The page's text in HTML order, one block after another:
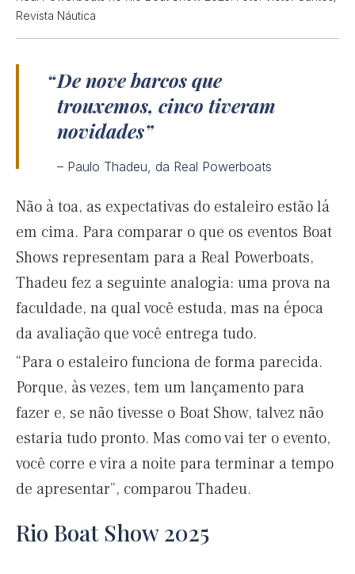
Revista Náutica
De nove barcos que
trouxemos, cinco tiveram
novidades
– Paulo Thadeu, da Real Powerboats
Não à toa, as expectativas do estaleiro estão lá
em cima. Para comparar o que os eventos Boat
Shows representam para a Real Powerboats,
Thadeu fez a seguinte analogia: uma prova na
faculdade, na qual você estuda, mas na época
da avaliação que você entrega tudo.
“Para o estaleiro funciona de forma parecida.
Porque, às vezes, tem um lançamento para
fazer e, se não tivesse o Boat Show, talvez não
estaria tudo pronto. Mas como vai ter o evento,
você corre e vira a noite para terminar a tempo
de apresentar”, comparou Thadeu.
Rio Boat Show 2025